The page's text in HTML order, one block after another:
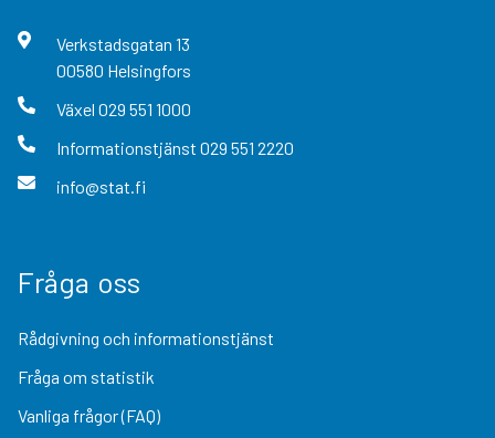
Verkstadsgatan 13
00580 Helsingfors
Växel 029 551 1000
Informationstjänst 029 551 2220
info@stat.fi
Fråga oss
Rådgivning och informationstjänst
Fråga om statistik
Vanliga frågor (FAQ)